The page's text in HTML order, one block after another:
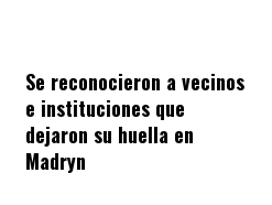
Se reconocieron a vecinos
e instituciones que
dejaron su huella en
Madryn